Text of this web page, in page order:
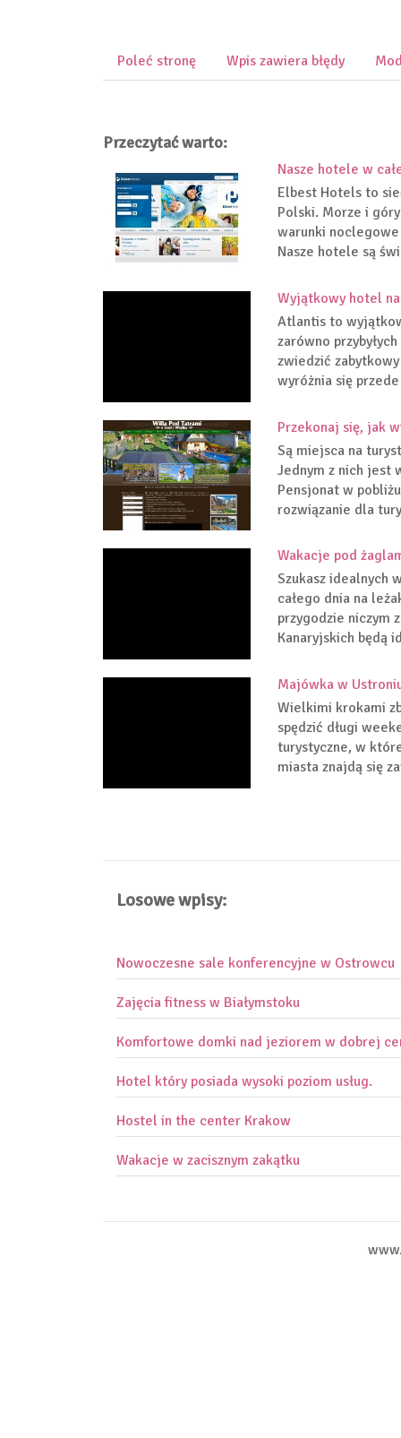
Poleć stronę Wpis zawiera błędy
Przeczytać warto:
Nasze hotele w
Elbest Hotels to
Polski. Morze i
warunki
Nasze hotele są
Wyjątkowy hotel
Atlantis to
zarówno
zwiedzić
wyróżnia się
Przekonaj się, jak
Są miejsca na
Jednym z nich jest
Pensjonat w
rozwiązanie dla
Wakacje pod
Szukasz idealnych
całego dnia na
przygodzie niczym
Kanaryjskich będą
Majówka w
Wielkimi krokami
spędzić długi
turystyczne, w
miasta znajdą się
Losowe wpisy:
Nowoczesne sale konferencyjne w Ostrowcu
Zajęcia fitness w Białymstoku
Komfortowe domki nad jeziorem w dobrej
Hotel który posiada wysoki poziom usług.
Hostel in the center Krakow
Wakacje w zacisznym zakątku